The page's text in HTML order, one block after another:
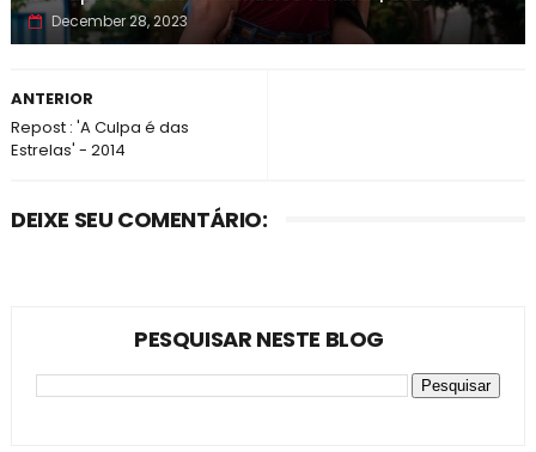
December 28, 2023
ANTERIOR
Repost : 'A Culpa é das
Estrelas' - 2014
DEIXE SEU COMENTÁRIO:
PESQUISAR NESTE BLOG